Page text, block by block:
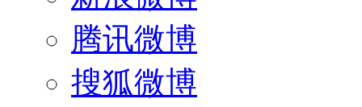
腾讯微博
搜狐微博